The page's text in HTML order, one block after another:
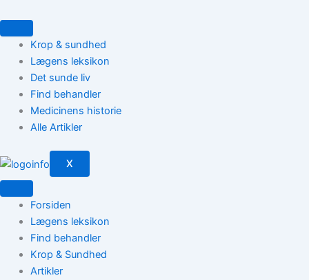
til
indholdetKrop & sundhed
Lægens leksikon
Det sunde liv
Find behandler
Medicinens historie
Alle Artikler
X
Forsiden
Lægens leksikon
Find behandler
Krop & Sundhed
Artikler